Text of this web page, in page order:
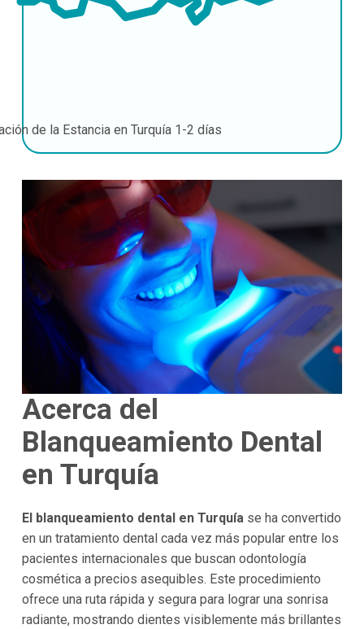
de la Estancia en Turquía 1-2 días
Acerca del
Blanqueamiento Dental
en Turquía
El blanqueamiento dental en Turquíase ha convertido
en un tratamiento dental cada vez más popular entre los
pacientes internacionales que buscan odontología
cosmética a precios asequibles. Este procedimiento
ofrece una ruta rápida y segura para lograr una sonrisa
radiante, mostrando dientes visiblemente más brillantes